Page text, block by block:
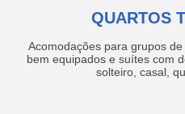
QUARTOS
Acomodações para grupos
bem equipados e suítes com
solteiro, casal,